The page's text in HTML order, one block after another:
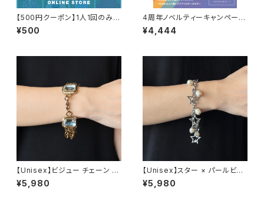
【500円クーポン】1人1回のみご
利用可能！
¥500
4周年ノベルティーキャンペーン
開催中！
¥4,444
【Unisex】ビジュー チェーン ブ
レスレット / 古着 アクセサリー
N0737
¥5,980
【Unisex】スター × パールビー
ズ チャーム チェーン ブレスレッ
ト / 古着 アクセサリー N1109
¥5,980